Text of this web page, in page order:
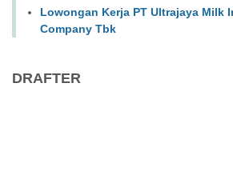
Lowongan Kerja PT Ultrajaya Milk
Company Tbk
DRAFTER